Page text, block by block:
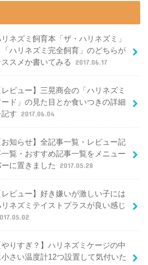
ネズミ飼育本「ザ・ハリネズミ」
「ハリネズミ完全飼育」のどちらが
ススメか書いてみる
2017.06.17
レビュー】三晃商会の「ハリネズミ
ード」の見た目とか食いつきの詳細
記す 2017.06.04
お知らせ】全記事一覧・レビュー記
覧・おすすめ記事一覧をメニュー
に置きました
2017.05.28
レビュー】好き嫌いが激しい子には
ネズミテイストプラスが良い感じ
やりすぎ？】ハリネズミケージの中
小さい温度計12つ設置して気付いた